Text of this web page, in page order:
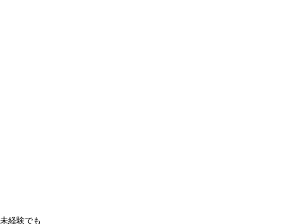
経験でも